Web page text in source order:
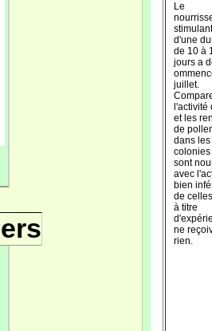
Le
stimulant
d'une
de 10 à
jours a
juillet.
l'activité
et les
de
dans les
colonies
sont
avec
bien
de
à titre
ne
rien.